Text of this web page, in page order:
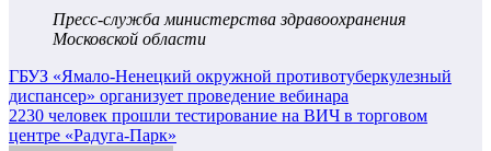
Пресс-служба министерства здравоохранения
Московской области
Навигация
по
записям
ГБУЗ «Ямало-Ненецкий окружной противотуберкулезный
диспансер» организует проведение вебинара
2230 человек прошли тестирование на ВИЧ в торговом
центре «Радуга-Парк»